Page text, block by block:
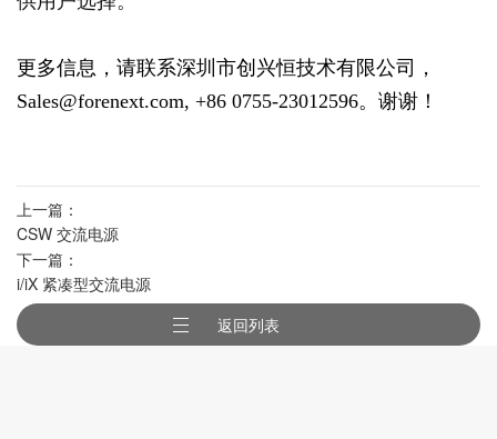
更多信息，请联系深圳市创兴恒技术有限公司，
Sales@forenext.com, +86 0755-23012596。谢谢！
上一篇：
CSW 交流电源
下一篇：
i/iX 紧凑型交流电源
返回列表